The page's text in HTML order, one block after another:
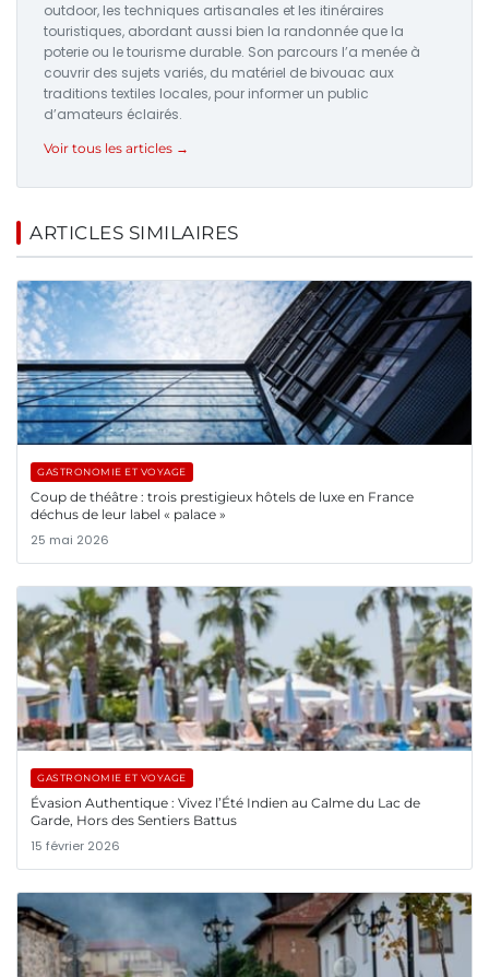
outdoor, les techniques artisanales et les itinéraires
touristiques, abordant aussi bien la randonnée que la
poterie ou le tourisme durable. Son parcours l’a menée à
couvrir des sujets variés, du matériel de bivouac aux
traditions textiles locales, pour informer un public
d’amateurs éclairés.
Voir tous les articles →
ARTICLES SIMILAIRES
GASTRONOMIE ET VOYAGE
Coup de théâtre : trois prestigieux hôtels de luxe en France
déchus de leur label « palace »
25 mai 2026
GASTRONOMIE ET VOYAGE
Évasion Authentique : Vivez l’Été Indien au Calme du Lac de
Garde, Hors des Sentiers Battus
15 février 2026